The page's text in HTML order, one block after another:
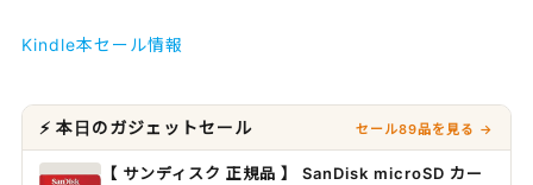
Kindle本セール情報
⚡ 本日のガジェットセール セール89品を見る →
【 サンディスク 正規品 】 SanDisk microSD カー